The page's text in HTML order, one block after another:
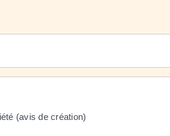
(avis de création)